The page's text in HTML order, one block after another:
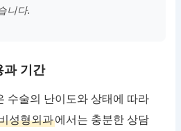
니다.
과 기간
수술의 난이도와 상태에 따라
성형외과에서는 충분한 상담